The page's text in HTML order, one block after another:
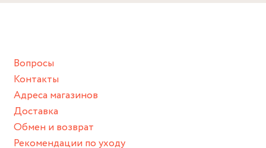
Снимайте ваше украшение перед купанием (и в море, и в
спортивный инвентарь).
Храните изделие в сухом месте.
Для надежного хранения мы доставляем все изделия в
нашей фирменной коробке или упаковке бренда.
Пожалуйста, используйте эту упаковку для хранения,
пока не носите украшение на себе.
Вопросы
Контакты
Адреса магазинов
Доставка
Обмен и возврат
Рекомендации по уходу